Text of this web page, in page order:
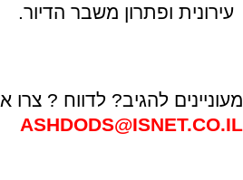
עירונית ופתרון משבר הדיור.
מעוניינים להגיב? לדווח ? צרו
ASHDODS@ISNET.CO.IL